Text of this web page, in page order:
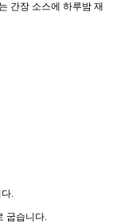
간장 소스에 하루밤 재
.
굽습니다.